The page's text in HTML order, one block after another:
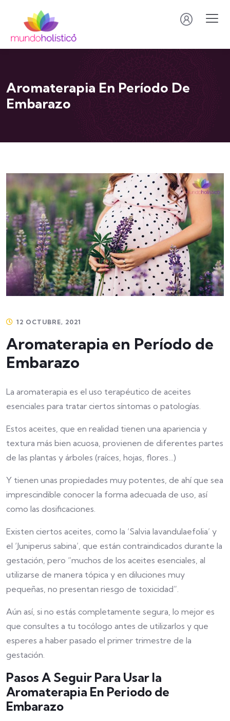
Aromaterapia En Período De
Embarazo
12 OCTUBRE, 2021
Aromaterapia en Período de
Embarazo
La aromaterapia es el uso terapéutico de aceites
esenciales para tratar ciertos síntomas o patologías.
Estos aceites, que en realidad tienen una apariencia y
textura más bien acuosa, provienen de diferentes partes
de las plantas y árboles (raíces, hojas, flores…)
Y tienen unas propiedades muy potentes, de ahí que sea
imprescindible conocer la forma adecuada de uso, así
como las dosificaciones.
Existen ciertos aceites, como la ‘Salvia lavandulaefolia’ y
el ‘Juniperus sabina’, que están contraindicados durante la
gestación, pero “muchos de los aceites esenciales, al
utilizarse de manera tópica y en diluciones muy
pequeñas, no presentan riesgo de toxicidad”.
Aún así, si no estás completamente segura, lo mejor es
que consultes a tu tocólogo antes de utilizarlos y que
esperes a haber pasado el primer trimestre de la
gestación.
Pasos A Seguir Para Usar la
Aromaterapia En Periodo de
Embarazo